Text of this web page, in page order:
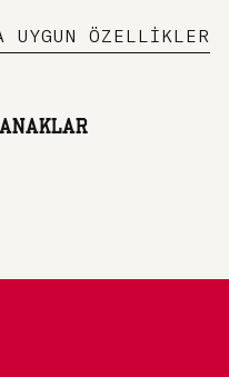
UYGUN ÖZELLIKLER